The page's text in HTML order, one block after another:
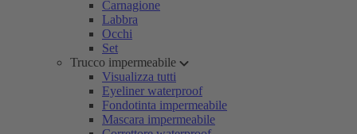
Carnagione
Labbra
Occhi
Set
Trucco impermeabile
Visualizza tutti
Eyeliner waterproof
Fondotinta impermeabile
Mascara impermeabile